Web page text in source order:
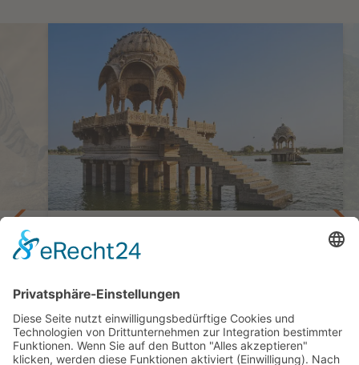
Privatreise Majestätisches Rajasthan
16 Tage ab Delhi/bis Mumbai
ab 2.325,— €